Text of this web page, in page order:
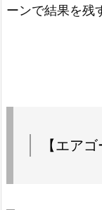
ーンで結果を残
【エア